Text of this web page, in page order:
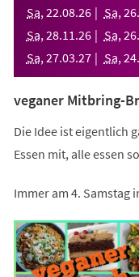
Sa, 22.08.26 Sa, 26.
Sa, 28.11 .26 Sa, 26.
Sa, 27.03.27 Sa, 24.
veganer Mitbring-
Die Idee ist eigentlich
Essen mit, alle essen
Immer am 4. Samstag